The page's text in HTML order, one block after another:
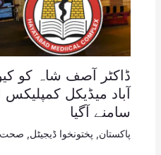
ڈاکٹر آصف شاہ کو
آباد میڈیکل
سامنے آگیا
پاکستان, پختونخوا ڈیجیٹل, صحت